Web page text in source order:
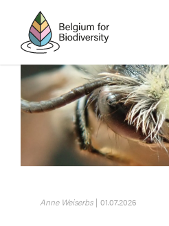
content
Image
Anne Weiserbs | 01.07.2026